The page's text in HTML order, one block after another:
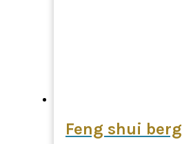
Feng shui